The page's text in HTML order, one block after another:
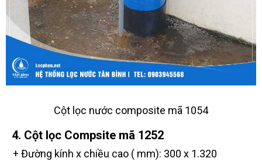
Cột lọc nước composite mã 1054
4. Cột lọc Compsite mã 1252
+ Đường kính x chiều cao ( mm): 300 x 1.320